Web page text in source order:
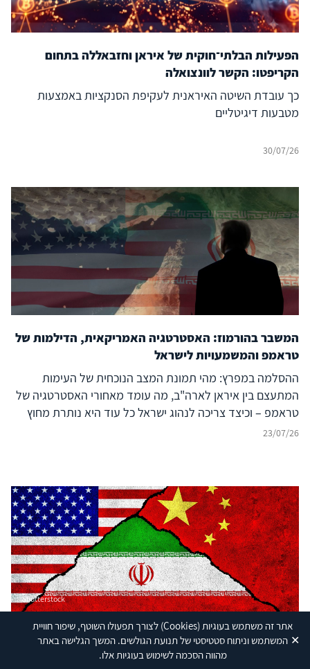
אתר זה משתמש בעוגיות(Cookies) לצורך תפעולו השוטף, שיפור חוויית
המשתמש וניתוח סטטיסטי של תנועת הגולשים. המשך הגלישה באתר
מהווה הסכמה לשימוש בעוגיות אלו.
✕
הפעילות הבלתי־חוקית של איראן וחזבאללה בתחום
הקריפטו: הקשר לוונצואלה
כך עובדת השיטה האיראנית לעקיפת הסנקציות באמצעות
מטבעות דיגיטליים
30/07/26
המשבר בהורמוז: האסטרטגיה האמריקאית, הדילמות של
טראמפ והמשמעויות לישראל
ההסלמה במפרץ: מהי תמונת המצב הנוכחית של העימות
המתעצם בין איראן לארה"ב, מה עומד מאחורי האסטרטגיה של
טראמפ – וכיצד צריכה לנהוג ישראל כל עוד היא נותרת מחוץ
לעימות?
23/07/26
Shutterstock
לעשות בלי לעשות? האסטרטגיה הסינית במלחמת ארצות